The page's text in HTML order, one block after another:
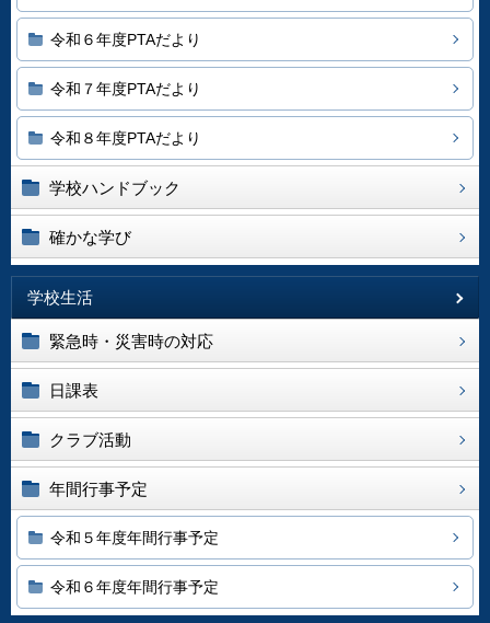
令和６年度PTAだより
令和７年度PTAだより
令和８年度PTAだより
学校ハンドブック
確かな学び
学校生活
緊急時・災害時の対応
日課表
クラブ活動
年間行事予定
令和５年度年間行事予定
令和６年度年間行事予定